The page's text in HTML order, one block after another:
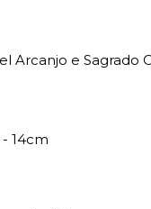
Arcanjo e Sagrado
14cm